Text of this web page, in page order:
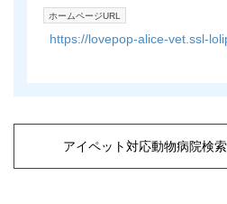
ホームページURL
https://lovepop-alice-vet.ssl-
アイペット対応動物病院検